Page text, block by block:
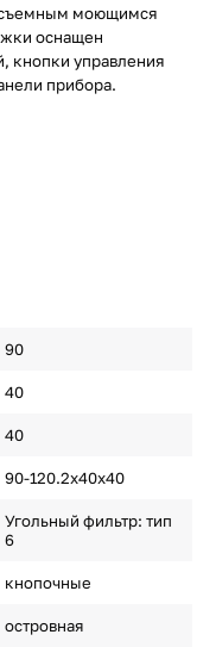
съемным моющимся
оснащен
кнопки управления
прибора.
90
40
40
90-120.2х40х40
Угольный фильтр: тип
6
кнопочные
островная